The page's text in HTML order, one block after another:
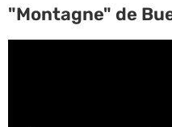
"Montagne" de